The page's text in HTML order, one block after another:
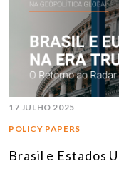
17 JULHO 2025
POLICY PAPERS
Brasil e Estados